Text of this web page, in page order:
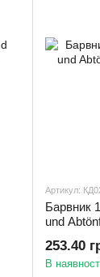
Артикул:
Барвник
und
253.40
В